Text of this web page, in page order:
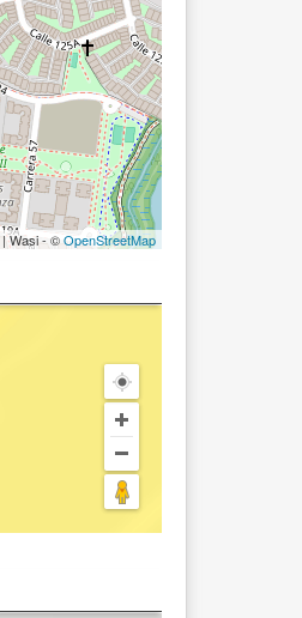
| Wasi - ©OpenStreetMap